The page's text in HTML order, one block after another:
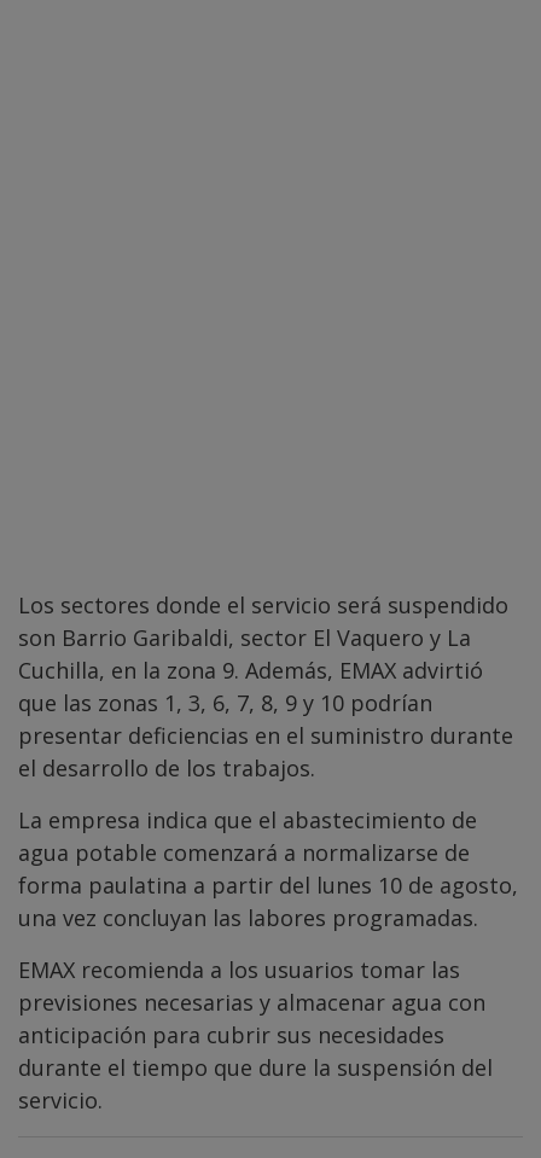
Los sectores donde el servicio será suspendido
son Barrio Garibaldi, sector El Vaquero y La
Cuchilla, en la zona 9. Además, EMAX advirtió
que las zonas 1, 3, 6, 7, 8, 9 y 10 podrían
presentar deficiencias en el suministro durante
el desarrollo de los trabajos.
La empresa indica que el abastecimiento de
agua potable comenzará a normalizarse de
forma paulatina a partir del lunes 10 de agosto,
una vez concluyan las labores programadas.
EMAX recomienda a los usuarios tomar las
previsiones necesarias y almacenar agua con
anticipación para cubrir sus necesidades
durante el tiempo que dure la suspensión del
servicio.